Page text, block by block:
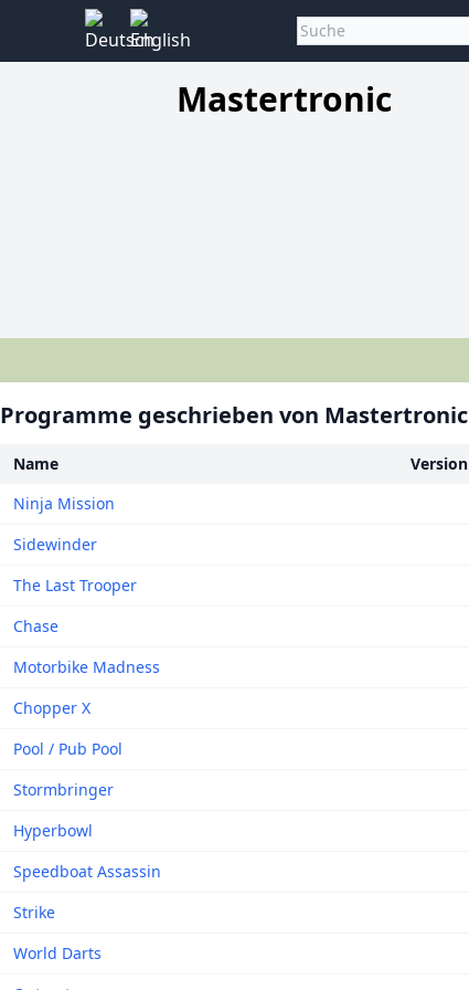
Mastertronic
Programme geschrieben von Mastertronic
Name Version
Ninja Mission
Sidewinder
The Last Trooper
Chase
Motorbike Madness
Chopper X
Pool / Pub Pool
Stormbringer
Hyperbowl
Speedboat Assassin
Strike
World Darts